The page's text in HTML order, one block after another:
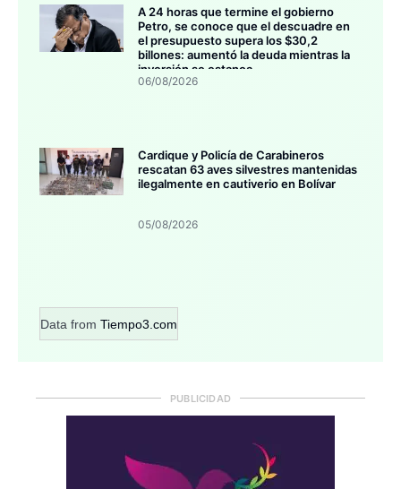
A 24 horas que termine el gobierno
Petro, se conoce que el descuadre en
el presupuesto supera los $30,2
billones: aumentó la deuda mientras la
inversión se estanca
06/08/2026
Cardique y Policía de Carabineros
rescatan 63 aves silvestres mantenidas
ilegalmente en cautiverio en Bolívar
05/08/2026
Data from Tiempo3.com
PUBLICIDAD